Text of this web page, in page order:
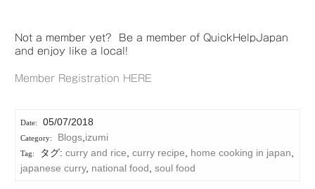
Not a member yet? Be a member of QuickHelpJapan
and enjoy like a local!
Member Registration HERE
05/07/2018
Blogs, izumi
タグ: curry and rice curry recipe home cooking in japan
japanese curry, national food ,soul food